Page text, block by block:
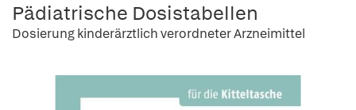
Pädiatrische Dosistabellen
Dosierung kinderärztlich verordneter Arzneimittel